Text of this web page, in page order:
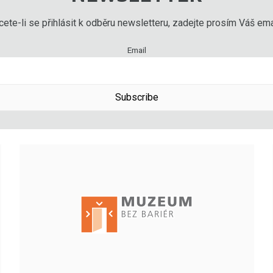
li se přihlásit k odběru newsletteru, zadejte prosím Váš
Email
Subscribe